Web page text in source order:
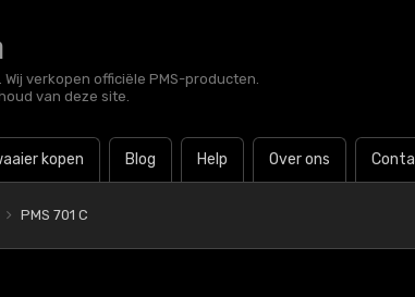
verkopen officiële PMS-producten.
van deze site.
kopen Blog Help Over ons
PMS 701 C